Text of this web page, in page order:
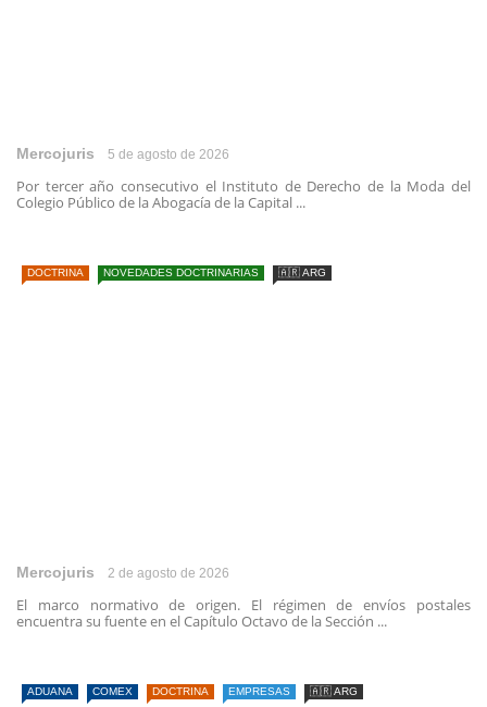
Mercojuris 5 de agosto de 2026
Por tercer año consecutivo el Instituto de Derecho de la Moda del
Colegio Público de la Abogacía de la Capital ...
DOCTRINA NOVEDADES DOCTRINARIAS 🇦🇷 ARG
Mercojuris 2 de agosto de 2026
El marco normativo de origen. El régimen de envíos postales
encuentra su fuente en el Capítulo Octavo de la Sección ...
ADUANA COMEX DOCTRINA EMPRESAS 🇦🇷 ARG